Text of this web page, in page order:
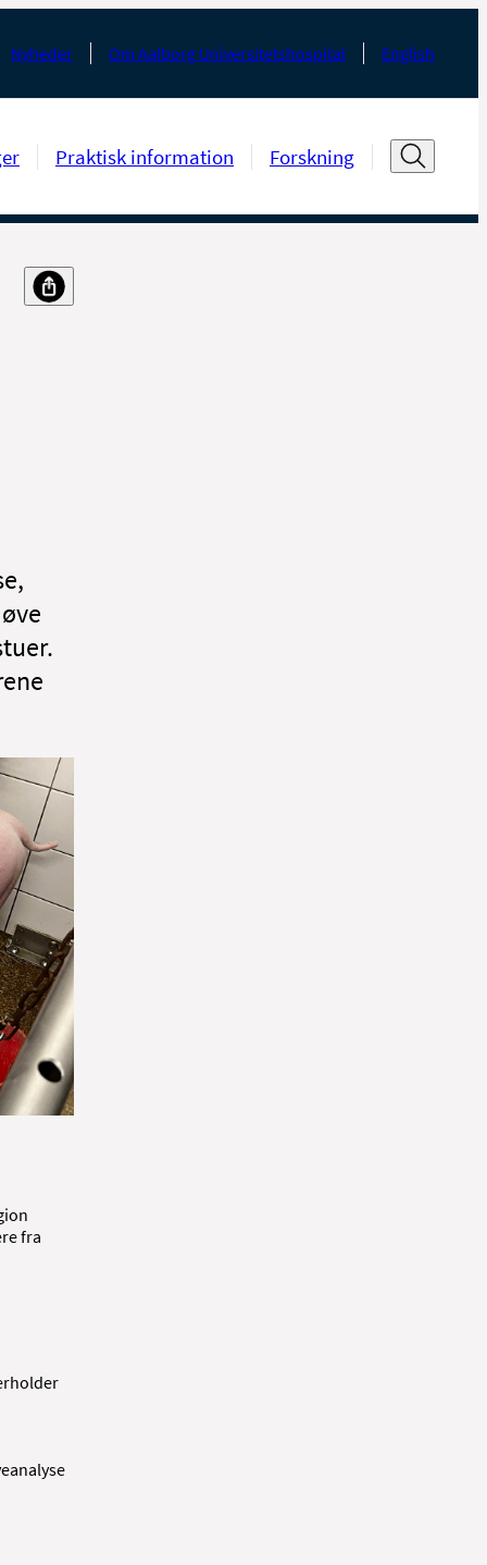
Nyheder Om Aalborg Universitetshospital English
Praktisk information Forskning
fra